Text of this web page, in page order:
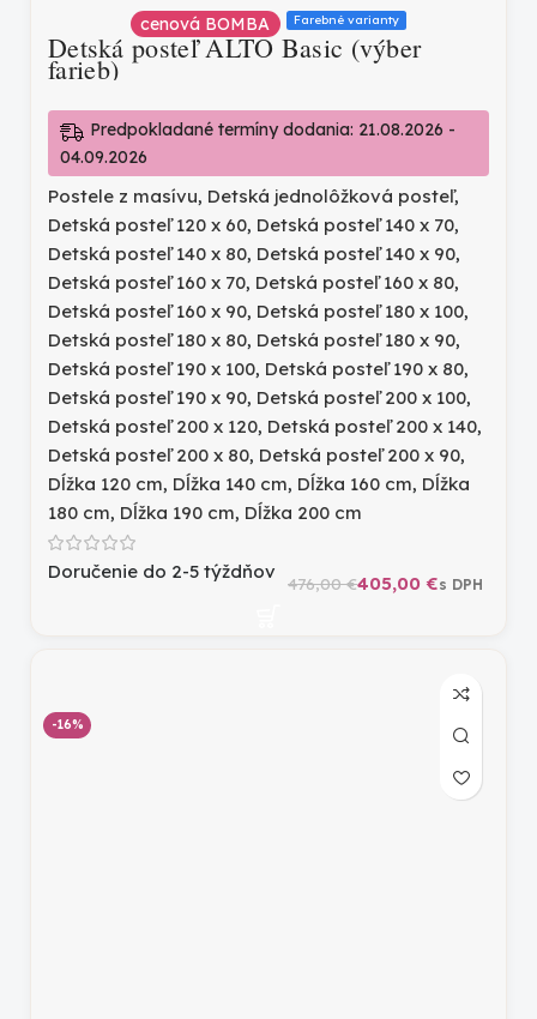
cenová BOMBA Farebné varianty
Detská posteľ ALTO Basic (výber
farieb)
Predpokladané termíny dodania: 21.08.2026 -
04.09.2026
Postele z masívu, Detská jednolôžková posteľ,
Detská posteľ 120 x 60, Detská posteľ 140 x 70,
Detská posteľ 140 x 80, Detská posteľ 140 x 90,
Detská posteľ 160 x 70, Detská posteľ 160 x 80,
Detská posteľ 160 x 90, Detská posteľ 180 x 100,
Detská posteľ 180 x 80, Detská posteľ 180 x 90,
Detská posteľ 190 x 100, Detská posteľ 190 x 80,
Detská posteľ 190 x 90, Detská posteľ 200 x 100,
Detská posteľ 200 x 120, Detská posteľ 200 x 140,
Detská posteľ 200 x 80, Detská posteľ 200 x 90,
Dĺžka 120 cm, Dĺžka 140 cm, Dĺžka 160 cm, Dĺžka
180 cm, Dĺžka 190 cm, Dĺžka 200 cm
Doručenie do 2-5 týždňov
476,00€405,00 €
-16%